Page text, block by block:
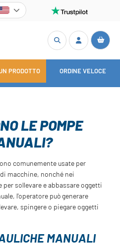
PRODOTTO ORDINE VELOCE
LE POMPE
comunemente usate per
macchine, nonché nei
sollevare e abbassare oggetti
l'operatore può generare
spingere o piegare oggetti
MANUALI